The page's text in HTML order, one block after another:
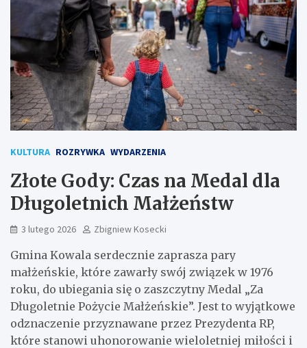
KULTURA ROZRYWKA WYDARZENIA
Złote Gody: Czas na Medal dla
Długoletnich Małżeństw
3 lutego 2026 Zbigniew Kosecki
Gmina Kowala serdecznie zaprasza pary
małżeńskie, które zawarły swój związek w 1976
roku, do ubiegania się o zaszczytny Medal „Za
Długoletnie Pożycie Małżeńskie”. Jest to wyjątkowe
odznaczenie przyznawane przez Prezydenta RP,
które stanowi uhonorowanie wieloletniej miłości i